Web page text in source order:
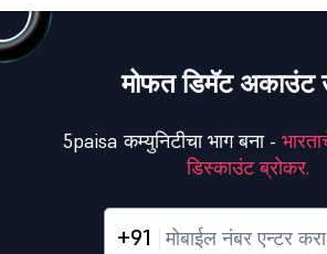
मोफत डिमॅट अकाउंट
5paisa कम्युनिटीचा भाग बना -
डिस्काउंट ब्रोकर.
+91